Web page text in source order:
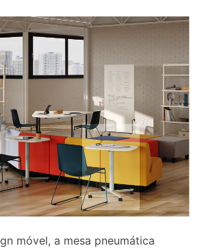
móvel, a mesa pneumática